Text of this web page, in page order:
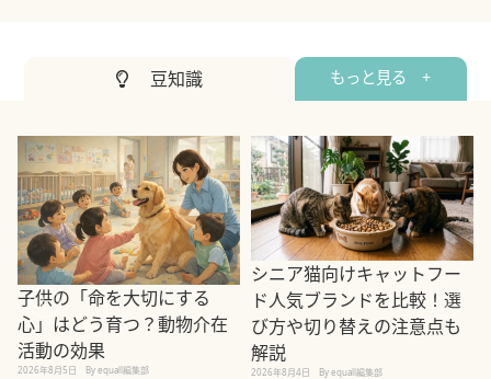
豆知識 もっと見る +
子供の「命を大切にする
心」はどう育つ？動物介在
活動の効果
2026年8月5日 By equall編集部
シニア猫向けキャットフー
ド人気ブランドを比較！選
び方や切り替えの注意点も
解説
2026年8月4日 By equall編集部